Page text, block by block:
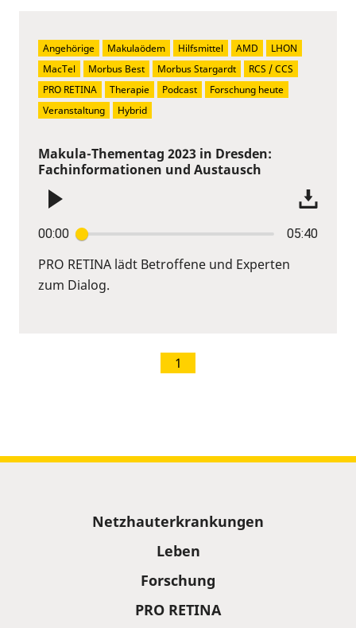
Makula-Thementag 2023 in Dresden:
Fachinformationen und Austausch
00:00 05:40
PRO RETINA lädt Betroffene und Experten
zum Dialog.
Angehörige Makulaödem Hilfsmittel AMD
LHON
MacTel
Morbus Best Morbus Stargardt
RCS / CCS
PRO RETINA
Therapie Podcast
Forschung heute
Veranstaltung
Hybrid
1
Netzhauterkrankungen
Leben
Forschung
PRO RETINA